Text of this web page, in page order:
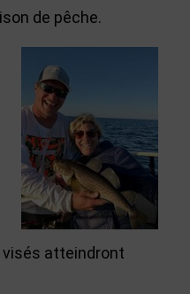
de pêche.
visés atteindront